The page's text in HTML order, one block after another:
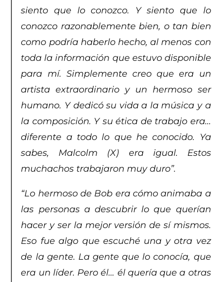
siento que lo conozco. Y siento que lo
conozco razonablemente bien, o tan bien
como podría haberlo hecho, al menos con
toda la información que estuvo disponible
para mí. Simplemente creo que era un
artista extraordinario y un hermoso ser
humano. Y dedicó su vida a la música y a
la composición. Y su ética de trabajo era…
diferente a todo lo que he conocido. Ya
sabes, Malcolm (X) era igual. Estos
muchachos trabajaron muy duro”.
“Lo hermoso de Bob era cómo animaba a
las personas a descubrir lo que querían
hacer y ser la mejor versión de sí mismos.
Eso fue algo que escuché una y otra vez
de la gente. La gente que lo conocía, que
era un líder. Pero él… él quería que a otras